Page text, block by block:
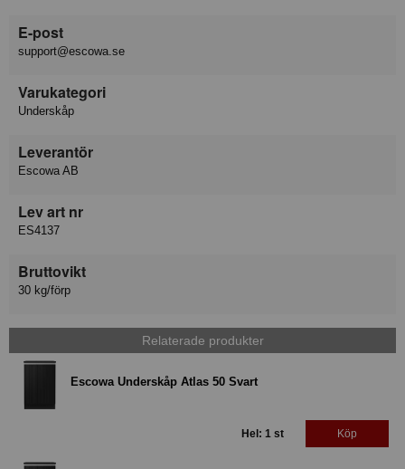
E-post
support@escowa.se
Varukategori
Underskåp
Leverantör
Escowa AB
Lev art nr
ES4137
Bruttovikt
30 kg/förp
Relaterade produkter
Escowa Underskåp Atlas 50 Svart
Hel: 1 st Köp